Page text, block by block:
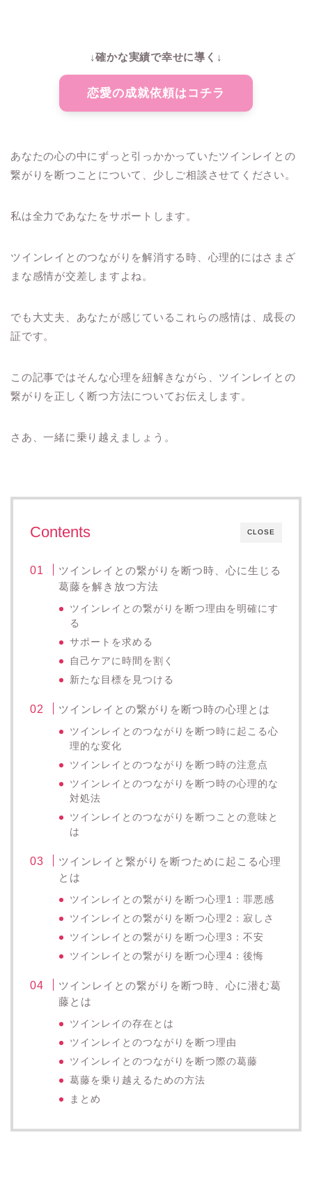
↓確かな実績で幸せに導く↓
恋愛の成就依頼はコチラ
あなたの心の中にずっと引っかかっていたツインレイとの
繋がりを断つことについて、少しご相談させてください。
私は全力であなたをサポートします。
ツインレイとのつながりを解消する時、心理的にはさまざ
まな感情が交差しますよね。
でも大丈夫、あなたが感じているこれらの感情は、成長の
証です。
この記事ではそんな心理を紐解きながら、ツインレイとの
繋がりを正しく断つ方法についてお伝えします。
さあ、一緒に乗り越えましょう。
CLOSE
Contents
ツインレイとの繋がりを断つ時、心に生じる
葛藤を解き放つ方法
ツインレイとの繋がりを断つ理由を明確にす
る
サポートを求める
自己ケアに時間を割く
新たな目標を見つける
ツインレイとの繋がりを断つ時の心理とは
ツインレイとのつながりを断つ時に起こる心
理的な変化
ツインレイとのつながりを断つ時の注意点
ツインレイとのつながりを断つ時の心理的な
対処法
ツインレイとのつながりを断つことの意味と
は
ツインレイと繋がりを断つために起こる心理
とは
ツインレイとの繋がりを断つ心理1：罪悪感
ツインレイとの繋がりを断つ心理2：寂しさ
ツインレイとの繋がりを断つ心理3：不安
ツインレイとの繋がりを断つ心理4：後悔
ツインレイとの繋がりを断つ時、心に潜む葛
藤とは
ツインレイの存在とは
ツインレイとのつながりを断つ理由
ツインレイとのつながりを断つ際の葛藤
葛藤を乗り越えるための方法
まとめ